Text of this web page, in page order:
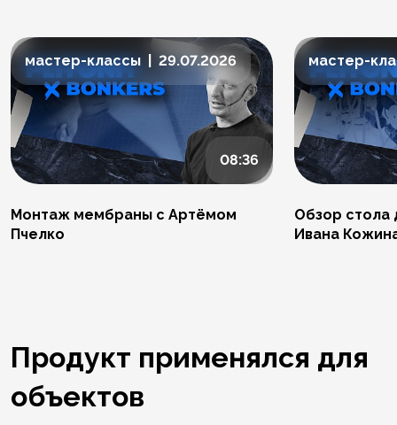
мастер-классы | 29.07.2026
08:36
Монтаж мембраны с Артёмом
Пчелко
мастер-
Обзор стола
Ивана
Продукт применялся для
объектов